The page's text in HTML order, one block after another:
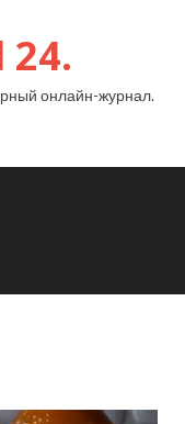
24.
онлайн-журнал.